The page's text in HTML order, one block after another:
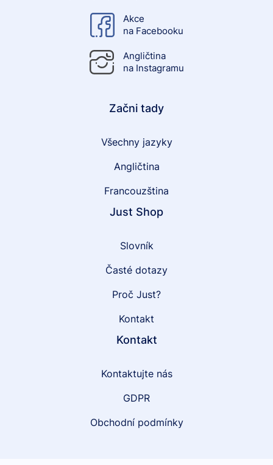
Akce
na Facebooku
Angličtina
na Instagramu
Začni tady
Všechny jazyky
Angličtina
Francouzština
Just Shop
Slovník
Časté dotazy
Proč Just?
Kontakt
Kontakt
Kontaktujte nás
GDPR
Obchodní podmínky